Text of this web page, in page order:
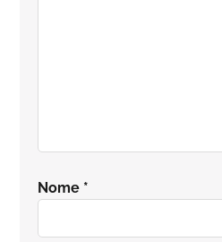
Nome *